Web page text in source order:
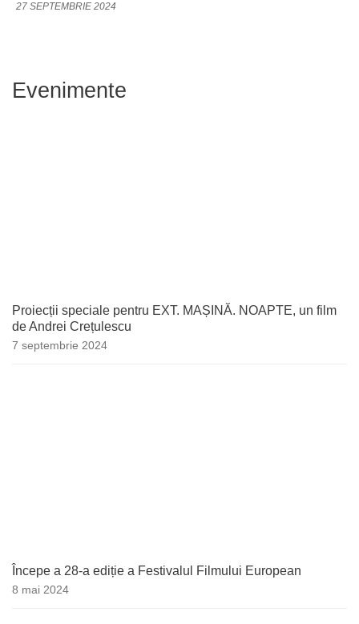
27 SEPTEMBRIE 2024
Evenimente
Proiecții speciale pentru EXT. MAȘINĂ. NOAPTE, un film
de Andrei Crețulescu
7 septembrie 2024
Începe a 28-a ediție a Festivalul Filmului European
8 mai 2024